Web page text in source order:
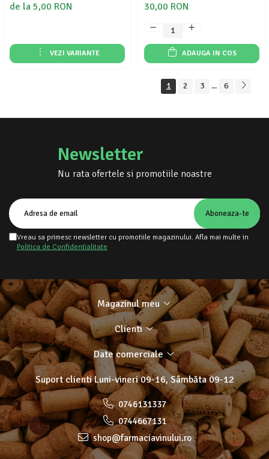
de la 5,00 RON
VEZI VARIANTE
30,00 RON
ADAUGA IN COS
1 2 3 ... 6
Newsletter
Nu rata ofertele si promotiile noastre
Vreau sa primesc newsletter cu promotiile magazinului. Afla mai multe in
Politica de Confidentialitate
Magazinul meu
Clienti
Date comerciale
Suport clientiLuni-vineri 09-16, Sâmbăta 09-12
0746131337
0744667131
shop@farmaciavinului.ro